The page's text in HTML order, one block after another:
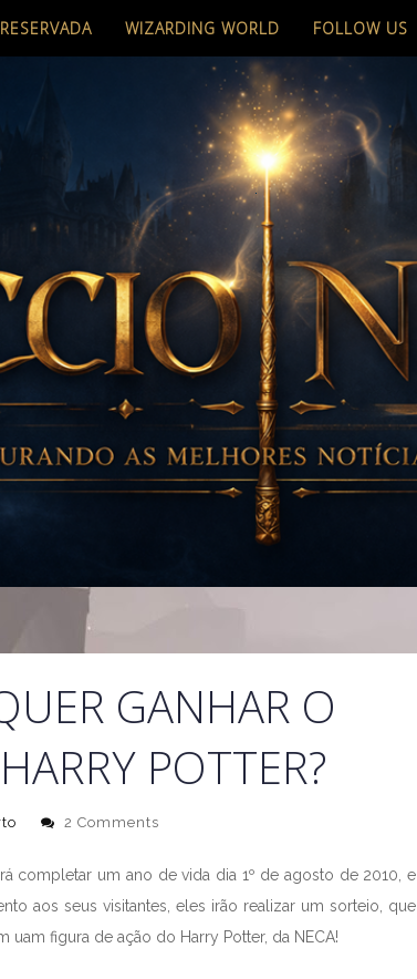
WIZARDING WORLD FOLLOW US
GANHAR O
POTTER?
2 Comments
completar um ano de vida dia 1º de agosto de 2010, e
aos seus visitantes, eles irão realizar um sorteio, que
uam figura de ação do Harry Potter, da NECA!